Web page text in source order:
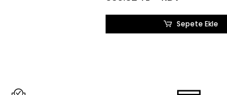
Sepete Ekle